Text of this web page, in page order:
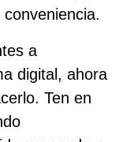
a
digital, ahora
Ten en